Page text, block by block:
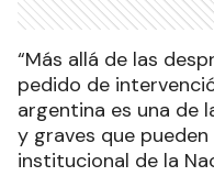
“Más allá de las
pedido de
argentina es una de
y graves que
institucional de la